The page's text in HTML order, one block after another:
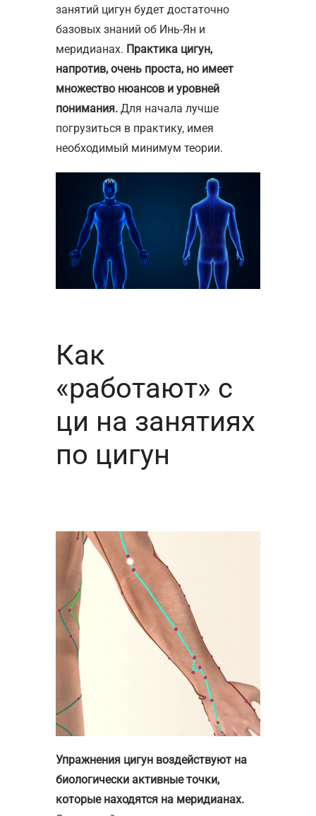
занятий цигун будет достаточно
базовых знаний об Инь-Ян и
меридианах. Практика цигун,
напротив, очень проста, но имеет
множество нюансов и уровней
понимания. Для начала лучше
погрузиться в практику, имея
необходимый минимум теории.
Как
«работают» с
ци на занятиях
по цигун
Упражнения цигун воздействуют на
биологически активные точки,
которые находятся на меридианах.